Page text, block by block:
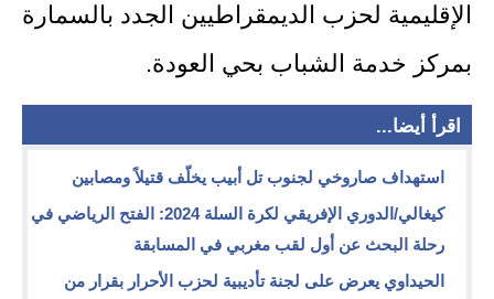
الإقليمية لحزب الديمقراطيين الجدد بالسمارة
بمركز خدمة الشباب بحي العودة.
اقرأ أيضا...
استهداف صاروخي لجنوب تل أبيب يخلّف قتيلاً ومصابين
كيغالي/الدوري الإفريقي لكرة السلة 2024: الفتح الرياضي في
رحلة البحث عن أول لقب مغربي في المسابقة
الحيداوي يعرض على لجنة تأديبية لحزب الأحرار بقرار من